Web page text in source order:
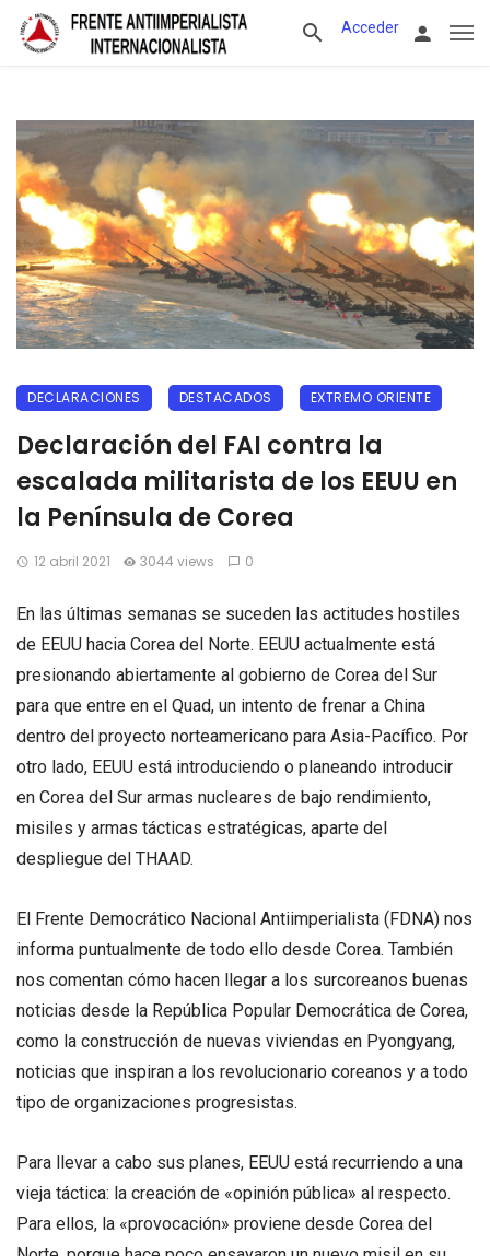
Acceder
DECLARACIONES DESTACADOS EXTREMO ORIENTE
Declaración del FAI contra la
escalada militarista de los EEUU en
la Península de Corea
12 abril 2021 3044 views 0
En las últimas semanas se suceden las actitudes hostiles
de EEUU hacia Corea del Norte. EEUU actualmente está
presionando abiertamente al gobierno de Corea del Sur
para que entre en el Quad, un intento de frenar a China
dentro del proyecto norteamericano para Asia-Pacífico. Por
otro lado, EEUU está introduciendo o planeando introducir
en Corea del Sur armas nucleares de bajo rendimiento,
misiles y armas tácticas estratégicas, aparte del
despliegue del THAAD.
El Frente Democrático Nacional Antiimperialista (FDNA) nos
informa puntualmente de todo ello desde Corea. También
nos comentan cómo hacen llegar a los surcoreanos buenas
noticias desde la República Popular Democrática de Corea,
como la construcción de nuevas viviendas en Pyongyang,
noticias que inspiran a los revolucionario coreanos y a todo
tipo de organizaciones progresistas.
Para llevar a cabo sus planes, EEUU está recurriendo a una
vieja táctica: la creación de «opinión pública» al respecto.
Para ellos, la «provocación» proviene desde Corea del